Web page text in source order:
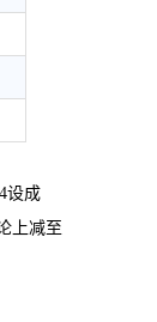
设成
上减至